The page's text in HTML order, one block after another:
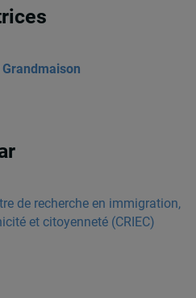
de recherche en immigration,
et citoyenneté (CRIEC)